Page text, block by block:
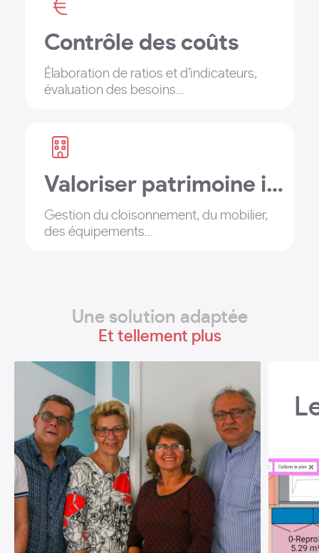
Contrôle des coûts
Élaboration de ratios et d’indicateurs,
évaluation des besoins...
Valoriser patrimoine immobilier
Gestion du cloisonnement, du mobilier,
des équipements...
Une solution adaptée
Et tellement plus